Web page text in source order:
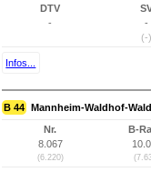
DTV
-
-
(-)
Infos...
B 44 Mannheim-Waldhof-
Nr.
8.067
(6.220)
B-